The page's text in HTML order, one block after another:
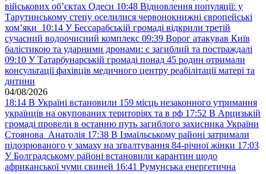
військових обʼєктах Одеси 10:48 Відновлення популяції: у
Тарутинському степу оселилися червонокнижні європейські
хом’яки 10:14 У Бессарабській громаді відкрили третій
сучасний водоочисний комплекс 09:39 Ворог атакував Київ
балістикою та ударними дронами: є загиблий та постраждалі
09:10 У Татарбунарській громаді понад 45 родин отримали
консультації фахівців медичного центру реабілітації матері та
дитини
04/08/2026
18:14 В Україні встановили 159 місць незаконного утримання
українців на окупованих територіях та в рф 17:52 В Арцизькій
громаді провели в останню путь загиблого захисника України
Стоянова Анатолія 17:38 В Ізмаїльському районі затримали
підозрюваного у замаху на зґвалтування 84-річної жінки 17:03
У Болградському районі встановили карантин щодо
африканської чуми свиней 16:41 Румунська енергетична